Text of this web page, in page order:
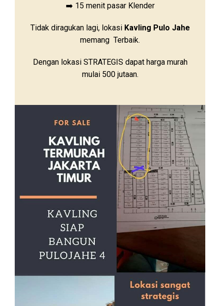
➡️ 15 menit pasar Klender
Tidak diragukan lagi, lokasi Kavling Pulo Jahe
memang Terbaik.
Dengan lokasi STRATEGIS dapat harga murah
mulai 500 jutaan.